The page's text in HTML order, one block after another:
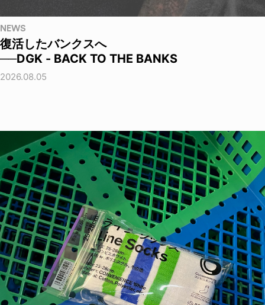
NEWS
復活したバンクスへ
──DGK - BACK TO THE BANKS
2026.08.05